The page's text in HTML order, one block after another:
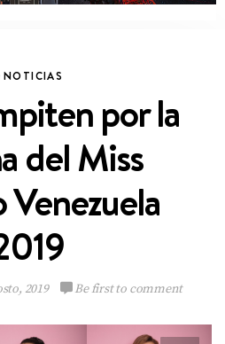
NOTICIAS
por la
del Miss
Venezuela
2019 Be first to comment